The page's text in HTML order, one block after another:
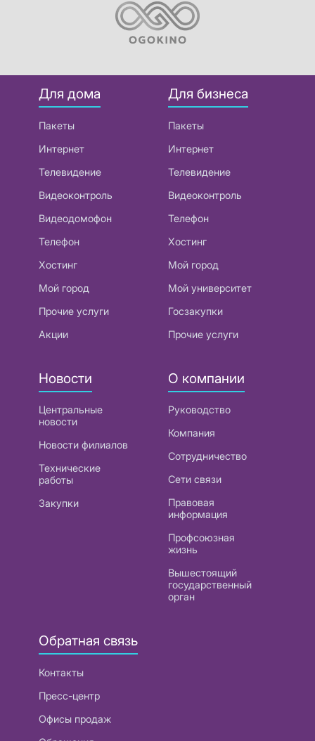
Для дома
Пакеты
Интернет
Телевидение
Видеоконтроль
Видеодомофон
Телефон
Хостинг
Мой город
Прочие услуги
Акции
Для бизнеса
Пакеты
Интернет
Телевидение
Видеоконтроль
Телефон
Хостинг
Мой город
Мой университет
Госзакупки
Прочие услуги
Новости
Центральные
новости
Новости филиалов
Технические
работы
Закупки
О компании
Руководство
Компания
Сотрудничество
Сети связи
Правовая
информация
Профсоюзная
жизнь
Вышестоящий
государственный
орган
Обратная связь
Контакты
Пресс-центр
Офисы продаж